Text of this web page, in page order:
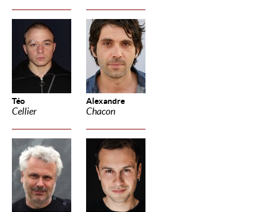
Téo
Cellier
Alexandre
Chacon